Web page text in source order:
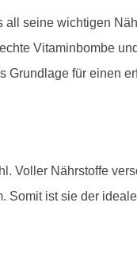
seine wichtigen
Vitaminbombe
Grundlage für einen
Voller Nährstoffe
Somit ist sie der